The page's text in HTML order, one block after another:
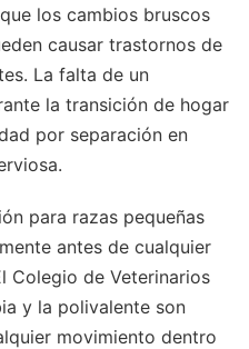
los cambios bruscos
causar trastornos de
La falta de un
la transición de hogar
por separación en
para razas pequeñas
antes de cualquier
Colegio de Veterinarios
y la polivalente son
movimiento dentro